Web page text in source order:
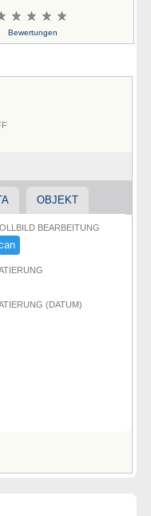
Bewertungen
OBJEKT
BEARBEITUNG
(DATUM)